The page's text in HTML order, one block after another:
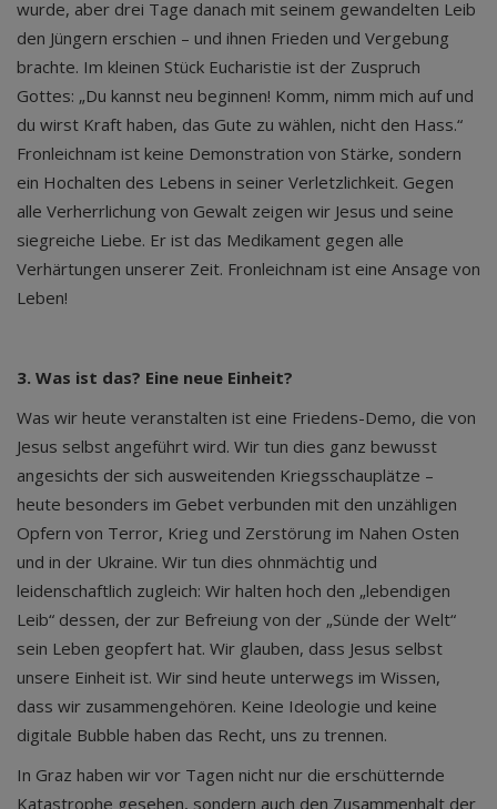
wurde, aber drei Tage danach mit seinem gewandelten Leib
den Jüngern erschien – und ihnen Frieden und Vergebung
brachte. Im kleinen Stück Eucharistie ist der Zuspruch
Gottes: „Du kannst neu beginnen! Komm, nimm mich auf und
du wirst Kraft haben, das Gute zu wählen, nicht den Hass.“
Fronleichnam ist keine Demonstration von Stärke, sondern
ein Hochalten des Lebens in seiner Verletzlichkeit. Gegen
alle Verherrlichung von Gewalt zeigen wir Jesus und seine
siegreiche Liebe. Er ist das Medikament gegen alle
Verhärtungen unserer Zeit. Fronleichnam ist eine Ansage von
Leben!
3. Was ist das? Eine neue Einheit?
Was wir heute veranstalten ist eine Friedens-Demo, die von
Jesus selbst angeführt wird. Wir tun dies ganz bewusst
angesichts der sich ausweitenden Kriegsschauplätze –
heute besonders im Gebet verbunden mit den unzähligen
Opfern von Terror, Krieg und Zerstörung im Nahen Osten
und in der Ukraine. Wir tun dies ohnmächtig und
leidenschaftlich zugleich: Wir halten hoch den „lebendigen
Leib“ dessen, der zur Befreiung von der „Sünde der Welt“
sein Leben geopfert hat. Wir glauben, dass Jesus selbst
unsere Einheit ist. Wir sind heute unterwegs im Wissen,
dass wir zusammengehören. Keine Ideologie und keine
digitale Bubble haben das Recht, uns zu trennen.
In Graz haben wir vor Tagen nicht nur die erschütternde
Katastrophe gesehen, sondern auch den Zusammenhalt der